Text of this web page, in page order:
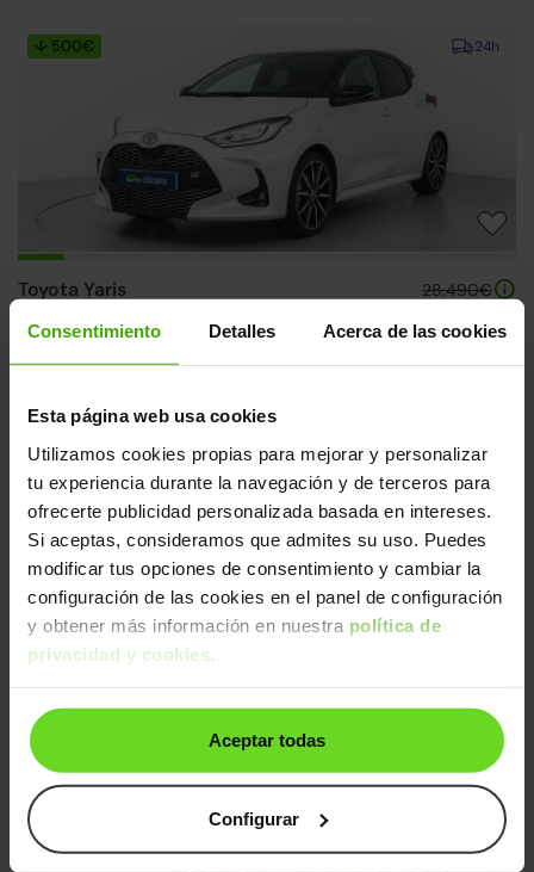
Consentimiento Detalles Acerca de las cookies
Esta página web usa cookies
Utilizamos cookies propias para mejorar y personalizar
tu experiencia durante la navegación y de terceros para
ofrecerte publicidad personalizada basada en intereses.
Si aceptas, consideramos que admites su uso. Puedes
modificar tus opciones de consentimiento y cambiar la
configuración de las cookies en el panel de configuración
y obtener más información en nuestra política de
privacidad y cookies
Aceptar todas
Configurar
24h
↓ 500€
Toyota Yaris
2025 | 28.157km | 130CV | Automático
28.490€
Híbrido Desde335€/mes
125H Style
2021 | 86.590km | 122CV | Automático
18.890€
Híbrido /mes